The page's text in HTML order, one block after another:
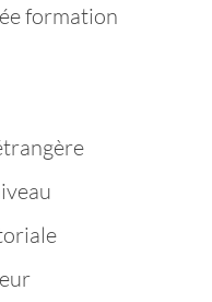
formation